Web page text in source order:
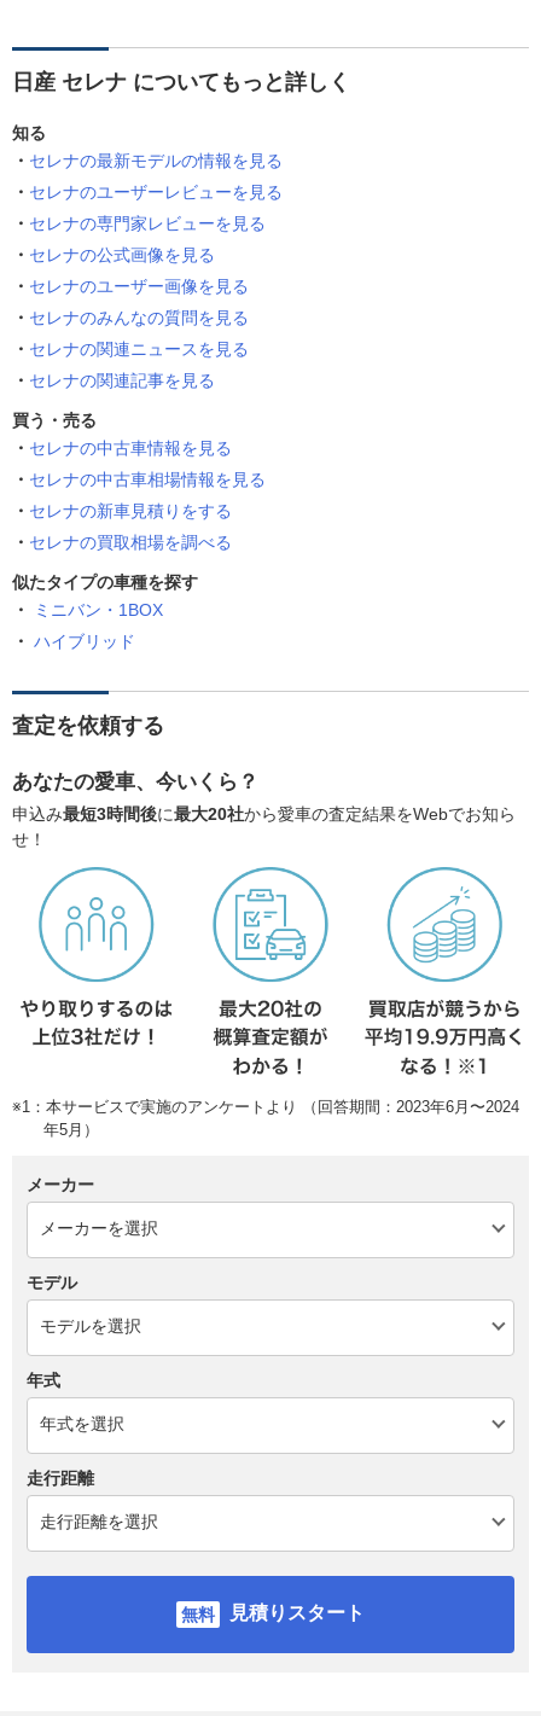
日産 セレナ についてもっと詳しく
知る
セレナの最新モデルの情報を見る
セレナのユーザーレビューを見る
セレナの専門家レビューを見る
セレナの公式画像を見る
セレナのユーザー画像を見る
セレナのみんなの質問を見る
セレナの関連ニュースを見る
セレナの関連記事を見る
買う・売る
セレナの中古車情報を見る
セレナの中古車相場情報を見る
セレナの新車見積りをする
セレナの買取相場を調べる
似たタイプの車種を探す
ミニバン・1BOX
ハイブリッド
査定を依頼する
あなたの愛車、今いくら？
申込み最短3時間後に最大20社から愛車の査定結果をWebでお知ら
せ！
※1：本サービスで実施のアンケートより （回答期間：2023年6月〜2024
年5月）
メーカー
モデル
年式
走行距離
見積りスタート